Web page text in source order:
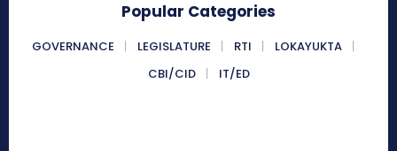
Popular Categories
GOVERNANCE LEGISLATURE RTI
LOKAYUKTA
CBI/CID
IT/ED